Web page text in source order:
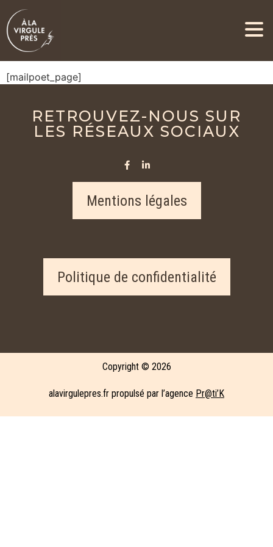
Page MailPoet
[mailpoet_page]
RETROUVEZ-NOUS SUR
LES RÉSEAUX SOCIAUX
Mentions légales
Politique de confidentialité
Copyright © 2026
alavirgulepres.fr propulsé par l’agence Pr@ti’K